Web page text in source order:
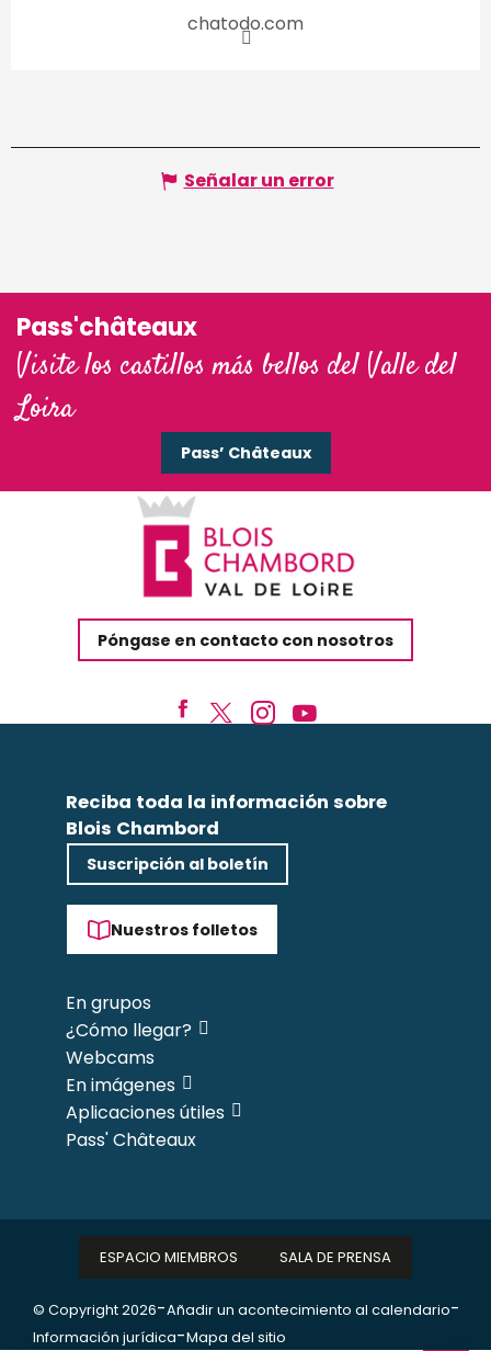
chatodo.com
Señalar un error
Pass'châteaux
Visite los castillos más bellos del Valle del
Loira
Pass’ Châteaux
Póngase en contacto con nosotros
Reciba toda la información sobre
Blois Chambord
Suscripción al boletín
Nuestros folletos
En grupos
¿Cómo llegar?
Webcams
En imágenes
Aplicaciones útiles
Pass' Châteaux
© Copyright 2026-Añadir un acontecimiento al calendario-
Información jurídica-Mapa del sitio
ESPACIO MIEMBROS SALA DE PRENSA